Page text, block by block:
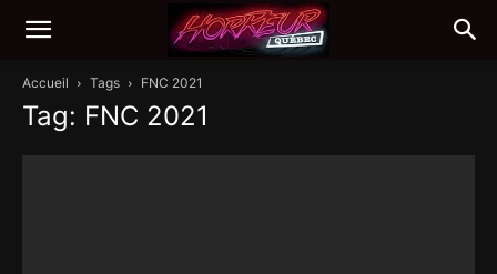
Accueil Tags FNC 2021
Tag: FNC 2021